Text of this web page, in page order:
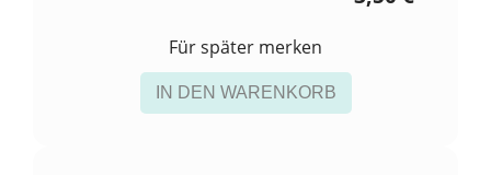
Für später merken
IN DEN WARENKORB